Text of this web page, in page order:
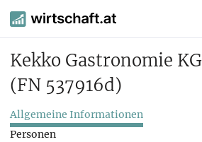
Kekko Gastronomie KG
(FN 537916d)
Allgemeine Informationen
Personen